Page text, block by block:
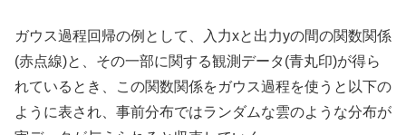
ガウス過程回帰の例として、入力xと出力yの間の関数関係
(赤点線)と、その一部に関する観測データ(青丸印)が得ら
れているとき、この関数関係をガウス過程を使うと以下の
ように表され、事前分布ではランダムな雲のような分布が